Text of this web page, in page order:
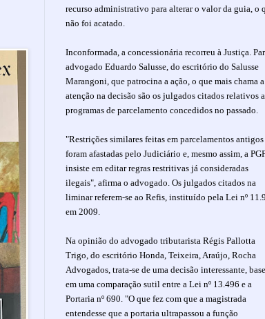
recurso administrativo para alterar o valor da guia, o
não foi acatado.
Inconformada, a concessionária recorreu à Justiça.
advogado Eduardo Salusse, do escritório do Salusse
Marangoni, que patrocina a ação, o que mais chama a
atenção na decisão são os julgados citados relativos a
programas de parcelamento concedidos no passado.
"Restrições similares feitas em parcelamentos antigos
foram afastadas pelo Judiciário e, mesmo assim, a
insiste em editar regras restritivas já consideradas
ilegais", afirma o advogado. Os julgados citados na
liminar referem-se ao Refis, instituído pela Lei nº
em 2009.
Na opinião do advogado tributarista Régis Pallotta
Trigo, do escritório Honda, Teixeira, Araújo, Rocha
Advogados, trata-se de uma decisão interessante,
em uma comparação sutil entre a Lei nº 13.496 e a
Portaria nº 690. "O que fez com que a magistrada
entendesse que a portaria ultrapassou a função